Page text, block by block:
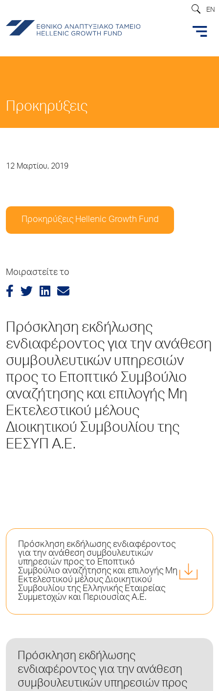
EN
Προκηρύξεις
12 Μαρτίου, 2019
Προκηρύξεις Hellenic Growth Fund
Μοιραστείτε το
Πρόσκληση εκδήλωσης
ενδιαφέροντος για την ανάθεση
συμβουλευτικών υπηρεσιών
προς το Εποπτικό Συμβούλιο
αναζήτησης και επιλογής Μη
Εκτελεστικού μέλους
Διοικητικού Συμβουλίου της
ΕΕΣΥΠ Α.Ε.
Πρόσκληση εκδήλωσης ενδιαφέροντος
για την ανάθεση συμβουλευτικών
υπηρεσιών προς το Εποπτικό
Συμβούλιο αναζήτησης και επιλογής Μη
Εκτελεστικού μέλους Διοικητικού
Συμβουλίου της Ελληνικής Εταιρείας
Συμμετοχών και Περιουσίας Α.Ε.
Πρόσκληση εκδήλωσης
ενδιαφέροντος για την ανάθεση
συμβουλευτικών υπηρεσιών προς